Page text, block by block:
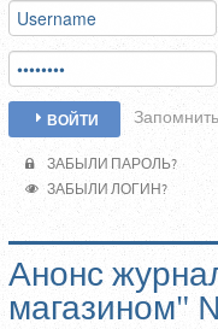
ВОЙТИ
ЗАБЫЛИ ПАРОЛЬ?
ЗАБЫЛИ ЛОГИН?
Анонс
магазином"